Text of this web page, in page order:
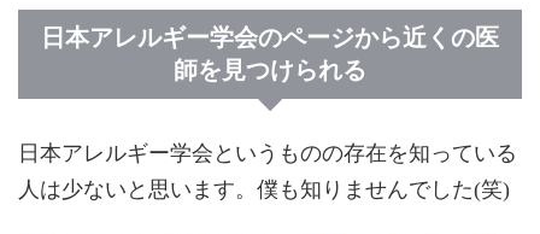
日本アレルギー学会のページから近くの医
師を見つけられる
日本アレルギー学会というものの存在を知っている
人は少ないと思います。僕も知りませんでした(笑)